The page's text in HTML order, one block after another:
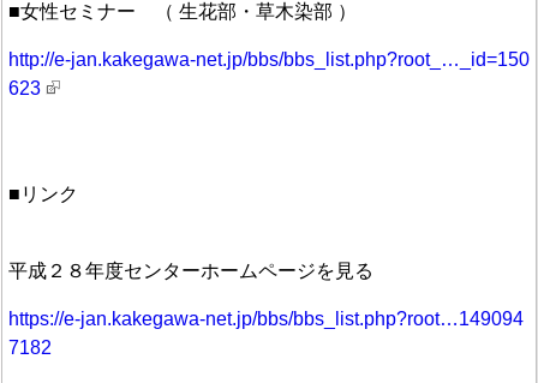
■女性セミナー （ 生花部・草木染部 ）
http://e-jan.kakegawa-net.jp/bbs/bbs_list.php?root_…_id=150
623
■リンク
平成２８年度センターホームページを見る
https://e-jan.kakegawa-net.jp/bbs/bbs_list.php?root…149094
7182